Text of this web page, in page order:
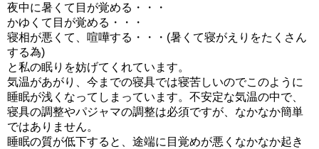
夜中に暑くて目が覚める・・・
かゆくて目が覚める・・・
寝相が悪くて、喧嘩する・・・(暑くて寝がえりをたくさん
する為)
と私の眠りを妨げてくれています。
気温があがり、今までの寝具では寝苦しいのでこのように
睡眠が浅くなってしまっています。不安定な気温の中で、
寝具の調整やパジャマの調整は必須ですが、なかなか簡単
ではありません。
睡眠の質が低下すると、途端に目覚めが悪くなかなか起き